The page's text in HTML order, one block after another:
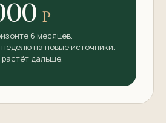
₽
6 месяцев.
неделю на новые источники.
дальше.